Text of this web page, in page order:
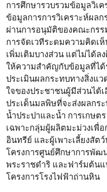
การศึกษารวบรวมข้อมูลวิเ
ข้อมูลการการวิเคราะห์ผล
ผ่านการอนุมัติของคณะกร
การจัดเวทีระดมความคิดเ
เพิ่มเติมบางส่วน แต่ไม่ได้ล
ให้ความสำคัญกับข้อมูลที่ได้
ประเมินผลกระทบทางสิ่งแ
ใจของประชาชนผู้มีส่วนได้
ประเด็นมลพิษที่จะส่งผลกร
น้ำประปาและน้ำ การเกษต
เฉพาะกลุ่มผู้ผลิตมะม่วงเพื่
อินทรีย์ และผู้เพาะเลี้ยงสัต
โครงการศูนย์ศึกษาการพัฒ
พระราชดำริ และฟาร์มต้น
โครงการโรงไฟฟ้าถ่านหิน